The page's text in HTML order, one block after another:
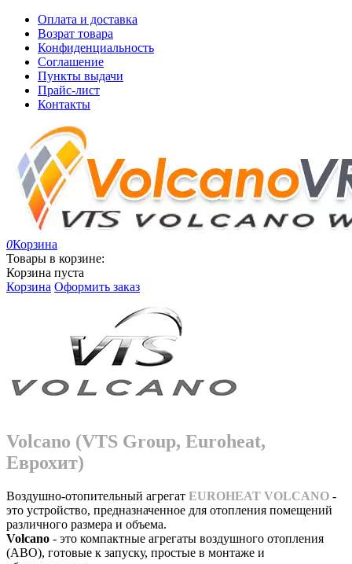
Оплата и доставка
Возрат товара
Конфиденциальность
Соглашение
Пункты выдачи
Прайс-лист
Контакты
0Корзина
Товары в корзине:
Корзина пуста
Корзина Оформить заказ
Volcano (VTS Group, Euroheat,
Еврохит)
Воздушно-отопительный агрегат EUROHEAT VOLCANO -
это устройство, предназначенное для отопления помещений
различного размера и объема.
Volcano - это компактные агрегаты воздушного отопления
(АВО), готовые к запуску, простые в монтаже и